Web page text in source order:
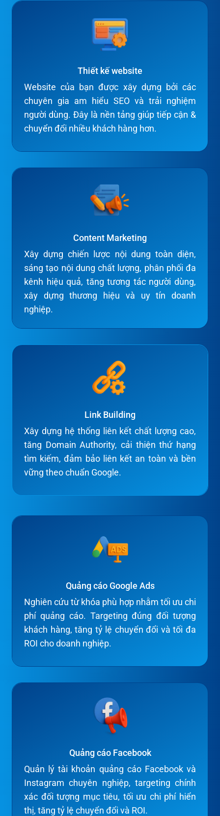
Thiết kế website
Website của bạn được xây dựng bởi các
chuyên gia am hiểu SEO và trải nghiệm
người dùng. Đây là nền tảng giúp tiếp cận &
chuyển đổi nhiều khách hàng hơn.
Content Marketing
Xây dựng chiến lược nội dung toàn diện,
sáng tạo nội dung chất lượng, phân phối đa
kênh hiệu quả, tăng tương tác người dùng,
xây dựng thương hiệu và uy tín doanh
nghiệp.
Link Building
Xây dựng hệ thống liên kết chất lượng cao,
tăng Domain Authority, cải thiện thứ hạng
tìm kiếm, đảm bảo liên kết an toàn và bền
vững theo chuẩn Google.
Quảng cáo Google Ads
Nghiên cứu từ khóa phù hợp nhằm tối ưu chi
phí quảng cáo. Targeting đúng đối tượng
khách hàng, tăng tỷ lệ chuyển đổi và tối đa
ROI cho doanh nghiệp.
Quảng cáo Facebook
Quản lý tài khoản quảng cáo Facebook và
Instagram chuyên nghiệp, targeting chính
xác đối tượng mục tiêu, tối ưu chi phí hiển
thị, tăng tỷ lệ chuyển đổi và ROI.